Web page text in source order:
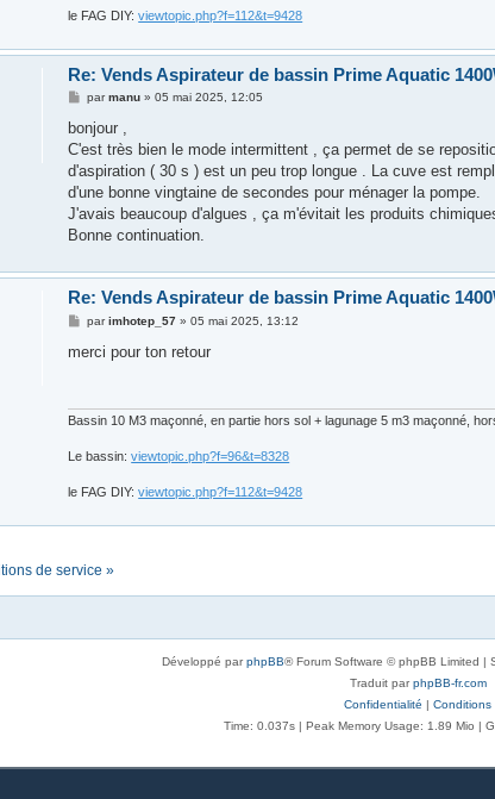
le FAG DIY:viewtopic.php?f=112&t=9428
Re: Vends Aspirateur de bassin Prime Aquatic
M
s
a
g
parmanu »05 mai 2025, 12:05
bonjour ,
C'est très bien le mode intermittent , ça permet de se
d'aspiration ( 30 s ) est un peu trop longue . La cuve est
d'une bonne vingtaine de secondes pour ménager la pompe.
J'avais beaucoup d'algues , ça m'évitait les produits
Bonne continuation.
Re: Vends Aspirateur de bassin Prime Aquatic
M
s
parimhotep_57 »05 mai 2025, 13:12
merci pour ton retour
Bassin 10 M3 maçonné, en partie hors sol + lagunage 5 m3 maçonné,
Le bassin:viewtopic.php?f=96&t=8328
le FAG DIY:viewtopic.php?f=112&t=9428
de service »
Développé parphpBB® Forum Software © phpBB Limited |
Traduit parphpBB-fr.com
Confidentialité
Conditions
Time: 0.037s| Peak Memory Usage: 1.89 Mio |